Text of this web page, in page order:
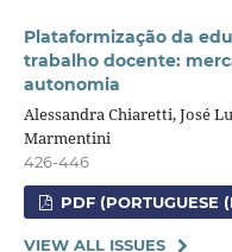
Plataformização da
trabalho docente:
autonomia
Alessandra Chiaretti, José
Marmentini
426-446
PDF (PORTUGUESE
VIEW ALL ISSUES